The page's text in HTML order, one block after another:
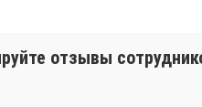
отзывы